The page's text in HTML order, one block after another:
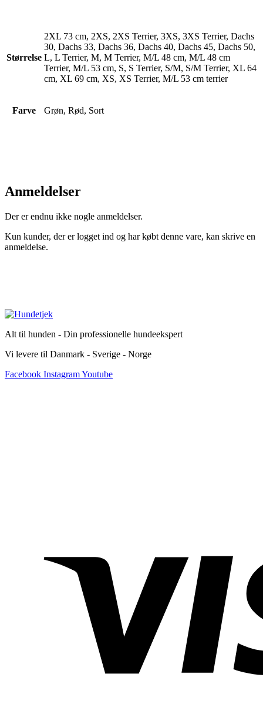
Størrelse
2XL 73 cm, 2XS, 2XS Terrier, 3XS, 3XS Terrier, Dachs
30, Dachs 33, Dachs 36, Dachs 40, Dachs 45, Dachs 50,
L, L Terrier, M, M Terrier, M/L 48 cm, M/L 48 cm
Terrier, M/L 53 cm, S, S Terrier, S/M, S/M Terrier, XL 64
cm, XL 69 cm, XS, XS Terrier, M/L 53 cm terrier
Farve Grøn, Rød, Sort
Anmeldelser
Der er endnu ikke nogle anmeldelser.
Kun kunder, der er logget ind og har købt denne vare, kan skrive en
anmeldelse.
Alt til hunden - Din professionelle hundeekspert
Vi levere til Danmark - Sverige - Norge
Facebook InstagramYoutube